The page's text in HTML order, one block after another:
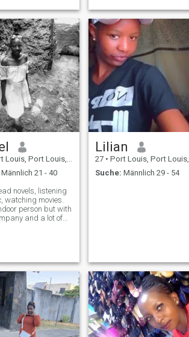
Port Louis, Mauritius
Männlich 21 - 40
novels, listening
watching movies.
person but with
and a lot of
Lilian
27 • Port Louis, Port Louis, Mauritius
Suche: Männlich 29 - 54